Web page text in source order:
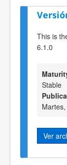
This is
6.1.0
Stable
Ver